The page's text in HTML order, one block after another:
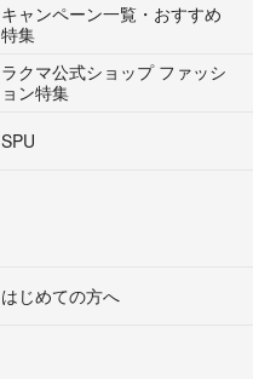
キャンペーン一覧・おすすめ
特集
ラクマ公式ショップ ファッシ
ョン特集
SPU
はじめての方へ